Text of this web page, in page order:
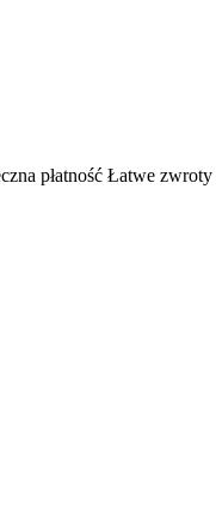
płatność Łatwe zwroty